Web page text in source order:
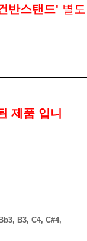
반스탠드' 별도
제품 입니
B3, C4, C#4,